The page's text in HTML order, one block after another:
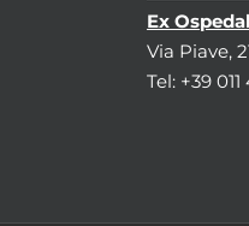
Ex
Via Piave,
Tel: +39 011